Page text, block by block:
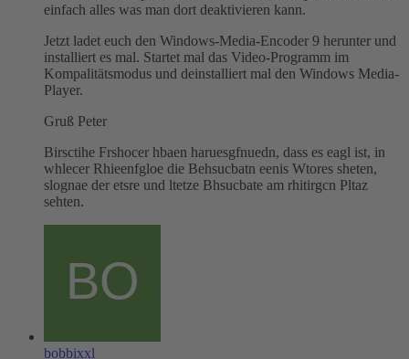
einfach alles was man dort deaktivieren kann.
Jetzt ladet euch den Windows-Media-Encoder 9 herunter und
installiert es mal. Startet mal das Video-Programm im
Kompalitätsmodus und deinstalliert mal den Windows Media-
Player.
Gruß Peter
Birsctihe Frshocer hbaen haruesgfnuedn, dass es eagl ist, in
whlecer Rhieenfgloe die Behsucbatn eenis Wtores sheten,
slognae der etsre und ltetze Bhsucbate am rhitirgcn Pltaz
sehten.
bobbixxl